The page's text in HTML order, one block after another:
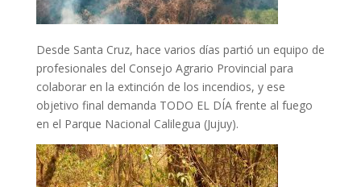
Desde Santa Cruz, hace varios días partió un equipo de
profesionales del Consejo Agrario Provincial para
colaborar en la extinción de los incendios, y ese
objetivo final demanda TODO EL DÍA frente al fuego
en el Parque Nacional Calilegua (Jujuy).